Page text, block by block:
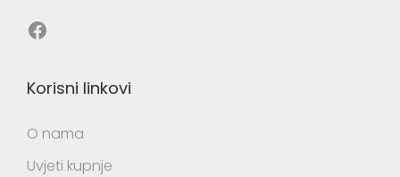
Facebook
Korisni linkovi
O nama
Uvjeti kupnje